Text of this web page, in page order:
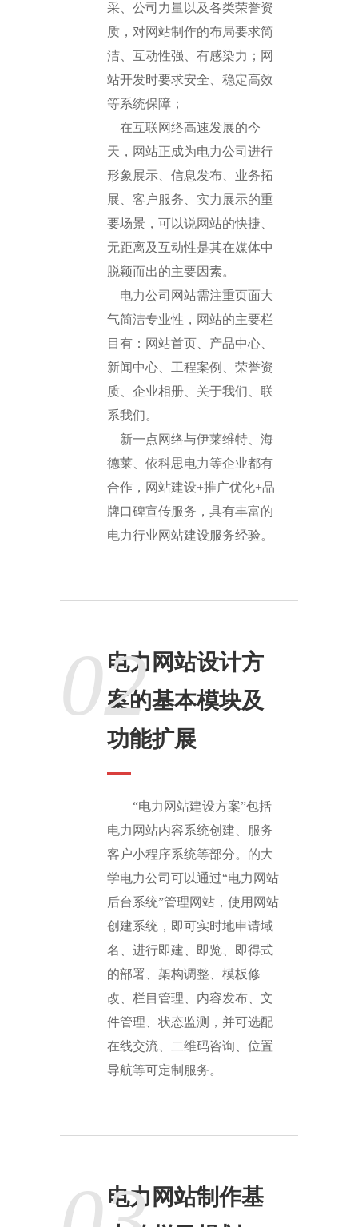
采、公司力量以及各类荣誉资
质，对网站制作的布局要求简
洁、互动性强、有感染力；网
站开发时要求安全、稳定高效
等系统保障；
在互联网络高速发展的今
天，网站正成为电力公司进行
形象展示、信息发布、业务拓
展、客户服务、实力展示的重
要场景，可以说网站的快捷、
无距离及互动性是其在媒体中
脱颖而出的主要因素。
电力公司网站需注重页面大
气简洁专业性，网站的主要栏
目有：网站首页、产品中心、
新闻中心、工程案例、荣誉资
质、企业相册、关于我们、联
系我们。
新一点网络与伊莱维特、海
德莱、依科思电力等企业都有
合作，网站建设+推广优化+品
牌口碑宣传服务，具有丰富的
电力行业网站建设服务经验。
02电力网站设计方
案的基本模块及
功能扩展
“电力网站建设方案”包括
电力网站内容系统创建、服务
客户小程序系统等部分。的大
学电力公司可以通过“电力网站
后台系统”管理网站，使用网站
创建系统，即可实时地申请域
名、进行即建、即览、即得式
的部署、架构调整、模板修
改、栏目管理、内容发布、文
件管理、状态监测，并可选配
在线交流、二维码咨询、位置
导航等可定制服务。
电力网站制作基